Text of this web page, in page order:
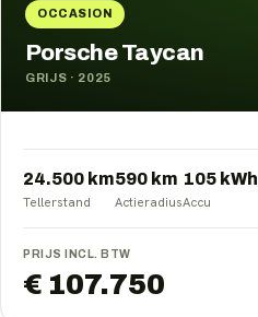
OCCASION
Porsche Taycan
GRIJS · 2025
24.500 km
Tellerstand
590 km
Actieradius
105 kWh
Accu
PRIJS INCL. BTW
€ 107.750